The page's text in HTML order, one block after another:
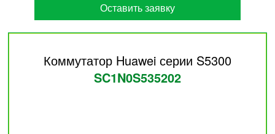
Оставить заявку
Коммутатор Huawei серии S5300
SC1N0S535202